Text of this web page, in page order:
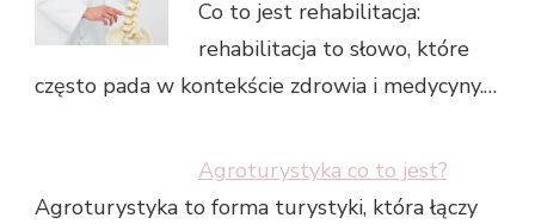
Co to jest rehabilitacja:
rehabilitacja to słowo, które
często pada w kontekście zdrowia i medycyny.…
Agroturystyka co to jest?
Agroturystyka to forma turystyki, która łączy